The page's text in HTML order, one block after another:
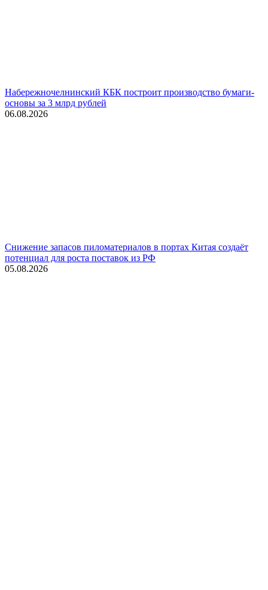
Набережночелнинский КБК построит производство бумаги-
основы за 3 млрд рублей
06.08.2026
Снижение запасов пиломатериалов в портах Китая создаёт
потенциал для роста поставок из РФ
05.08.2026